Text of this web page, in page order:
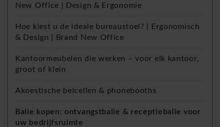
New Office | Design & Ergonomie
Hoe kiest u de ideale bureaustoel? | Ergonomisch
& Design | Brand New Office
Kantoormeubelen die werken – voor elk kantoor,
groot of klein
Akoestische belcellen & phonebooths
Balie kopen: ontvangstbalie & receptiebalie voor
uw bedrijfsruimte